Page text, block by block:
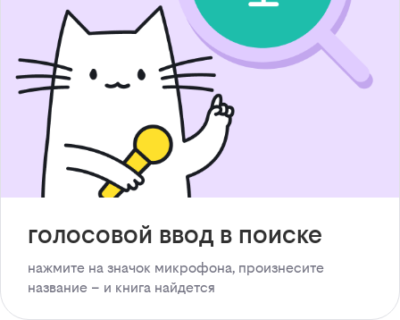
голосовой ввод в поиске
нажмите на значок микрофона, произнесите
название – и книга найдется